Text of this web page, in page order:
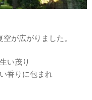
が広がりました。
い茂り
香りに包まれ